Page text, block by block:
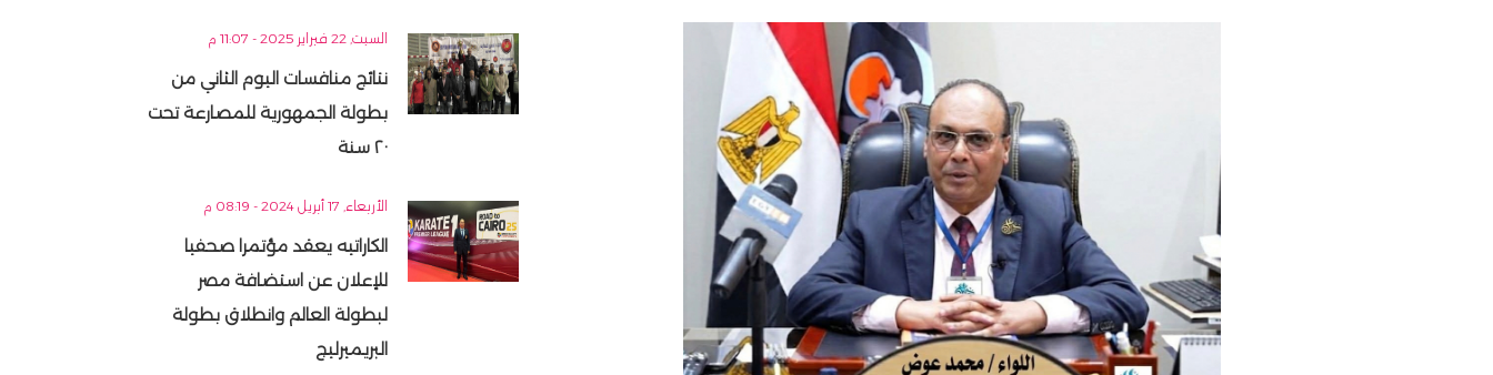
السبت, 22 فبراير 2025 - 11:07 م
نتائج منافسات اليوم الثاني من
بطولة الجمهورية للمصارعة تحت
٢٠ سنة
الأربعاء, 17 أبريل 2024 - 08:19 م
الكاراتيه يعقد مؤتمرا صحفيا
للإعلان عن استضافة مصر
لبطولة العالم وانطلاق بطولة
البريميرليج